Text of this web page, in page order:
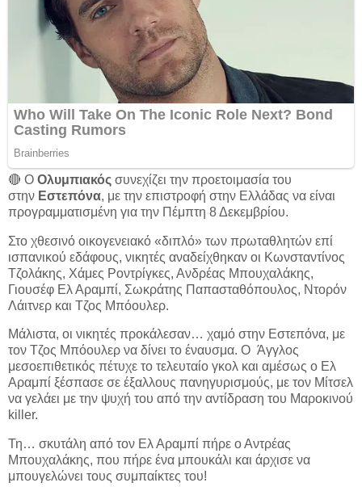
🔴 Ο Ολυμπιακός συνεχίζει την προετοιμασία του
στην Εστεπόνα, με την επιστροφή στην Ελλάδας να είναι
προγραμματισμένη για την Πέμπτη 8 Δεκεμβρίου.
Στο χθεσινό οικογενειακό «διπλό» των πρωταθλητών επί
ισπανικού εδάφους, νικητές αναδείχθηκαν οι Κωνσταντίνος
Τζολάκης, Χάμες Ροντρίγκες, Ανδρέας Μπουχαλάκης,
Γιουσέφ Ελ Αραμπί, Σωκράτης Παπασταθόπουλος, Ντορόν
Λάιτνερ και Τζος Μπόουλερ.
Μάλιστα, οι νικητές προκάλεσαν… χαμό στην Εστεπόνα, με
τον Τζος Μπόουλερ να δίνει το έναυσμα. Ο Άγγλος
μεσοεπιθετικός πέτυχε το τελευταίο γκολ και αμέσως ο Ελ
Αραμπί ξέσπασε σε έξαλλους πανηγυρισμούς, με τον Μίτσελ
να γελάει με την ψυχή του από την αντίδραση του Μαροκινού
killer.
Τη… σκυτάλη από τον Ελ Αραμπί πήρε ο Αντρέας
Μπουχαλάκης, που πήρε ένα μπουκάλι και άρχισε να
μπουγελώνει τους συμπαίκτες του!